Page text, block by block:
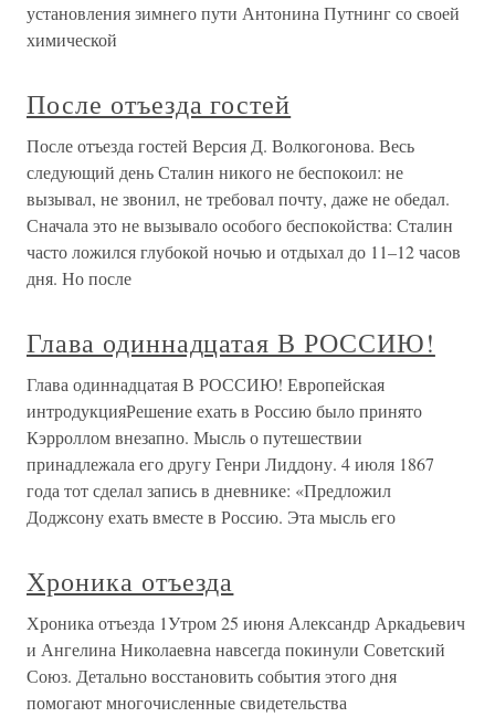
установления зимнего пути Антонина Путнинг со своей
химической
После отъезда гостей
После отъезда гостей Версия Д. Волкогонова. Весь
следующий день Сталин никого не беспокоил: не
вызывал, не звонил, не требовал почту, даже не обедал.
Сначала это не вызывало особого беспокойства: Сталин
часто ложился глубокой ночью и отдыхал до 11–12 часов
дня. Но после
Глава одиннадцатая В РОССИЮ!
Глава одиннадцатая В РОССИЮ! Европейская
интродукцияРешение ехать в Россию было принято
Кэрроллом внезапно. Мысль о путешествии
принадлежала его другу Генри Лиддону. 4 июля 1867
года тот сделал запись в дневнике: «Предложил
Доджсону ехать вместе в Россию. Эта мысль его
Хроника отъезда
Хроника отъезда 1Утром 25 июня Александр Аркадьевич
и Ангелина Николаевна навсегда покинули Советский
Союз. Детально восстановить события этого дня
помогают многочисленные свидетельства